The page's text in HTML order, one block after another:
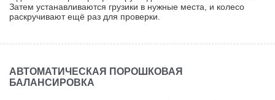
Затем устанавливаются грузики в нужные места, и колесо
раскручивают ещё раз для проверки.
АВТОМАТИЧЕСКАЯ ПОРОШКОВАЯ
БАЛАНСИРОВКА